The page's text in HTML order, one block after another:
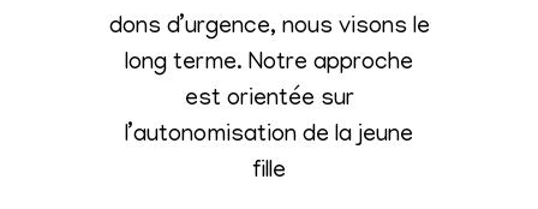
dons d’urgence, nous visons le
long terme. Notre approche
est orientée sur
l’autonomisation de la jeune
fille